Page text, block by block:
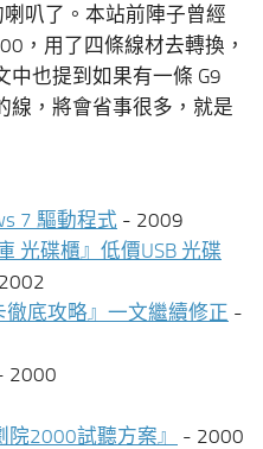
叭了。本站前陣子曾經
，用了四條線材去轉換，
中也提到如果有一條 G9
線，將會省事很多，就是
7 驅動程式 - 2009
光碟櫃』低價USB 光碟
徹底攻略』一文繼續修正 -
2000
2000試聽方案』
- 2000